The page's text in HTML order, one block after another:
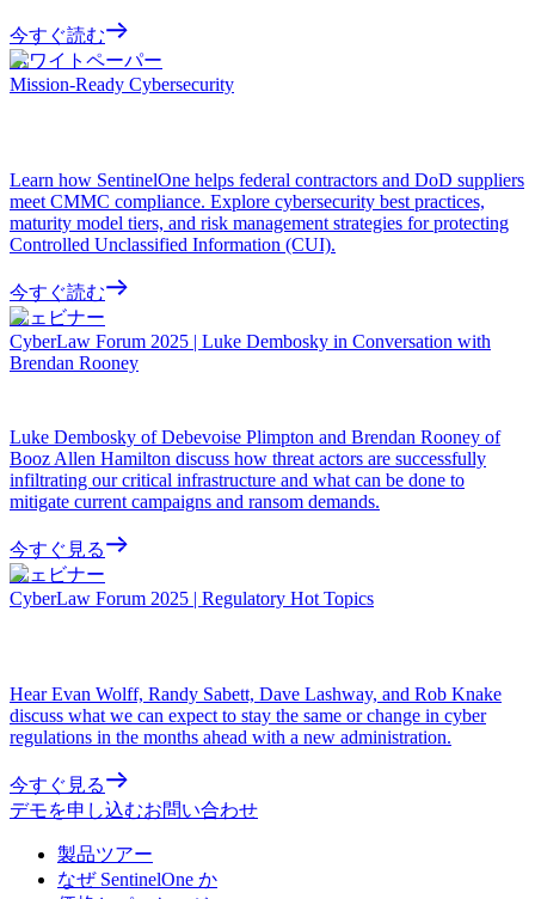
今すぐ読む
ホワイトペーパー
Mission-Ready Cybersecurity
Learn how SentinelOne helps federal contractors and DoD suppliers
meet CMMC compliance. Explore cybersecurity best practices,
maturity model tiers, and risk management strategies for protecting
Controlled Unclassified Information (CUI).
今すぐ読む
ウェビナー
CyberLaw Forum 2025 | Luke Dembosky in Conversation with
Brendan Rooney
Luke Dembosky of Debevoise Plimpton and Brendan Rooney of
Booz Allen Hamilton discuss how threat actors are successfully
infiltrating our critical infrastructure and what can be done to
mitigate current campaigns and ransom demands.
今すぐ見る
ウェビナー
CyberLaw Forum 2025 | Regulatory Hot Topics
Hear Evan Wolff, Randy Sabett, Dave Lashway, and Rob Knake
discuss what we can expect to stay the same or change in cyber
regulations in the months ahead with a new administration.
今すぐ見る
デモを申し込むお問い合わせ
製品ツアー
なぜ SentinelOne か